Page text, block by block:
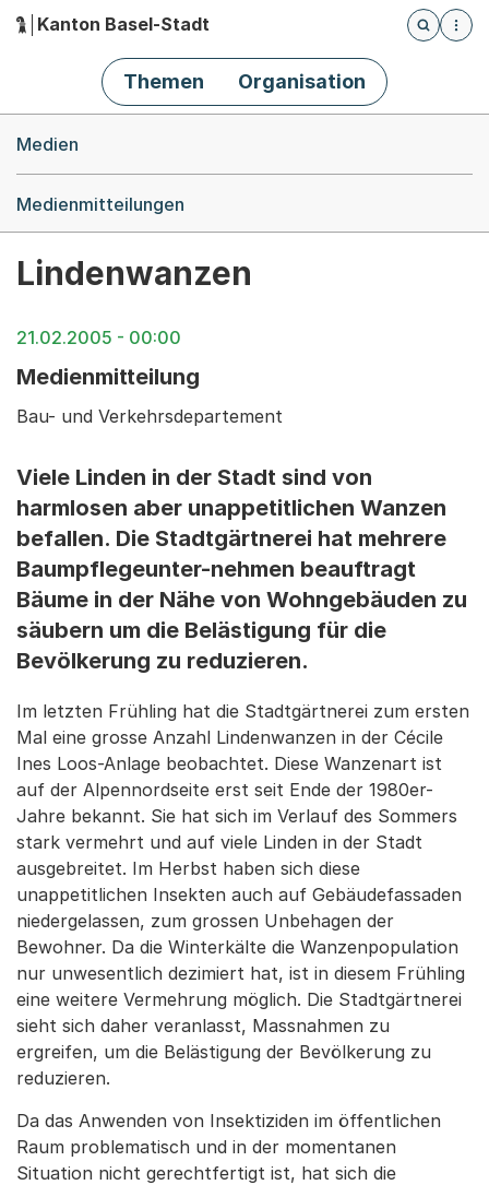
Hauptnavigation
Kanton Basel-Stadt
Öffnet
Themen Organisation
Medien
Medienmitteilungen
Lindenwanzen
21.02.2005 - 00:00
Medienmitteilung
Bau- und Verkehrsdepartement
Viele Linden in der Stadt sind von
harmlosen aber unappetitlichen Wanzen
befallen. Die Stadtgärtnerei hat mehrere
Baumpflegeunter-nehmen beauftragt
Bäume in der Nähe von Wohngebäuden zu
säubern um die Belästigung für die
Bevölkerung zu reduzieren.
Im letzten Frühling hat die Stadtgärtnerei zum ersten
Mal eine grosse Anzahl Lindenwanzen in der Cécile
Ines Loos-Anlage beobachtet. Diese Wanzenart ist
auf der Alpennordseite erst seit Ende der 1980er-
Jahre bekannt. Sie hat sich im Verlauf des Sommers
stark vermehrt und auf viele Linden in der Stadt
ausgebreitet. Im Herbst haben sich diese
unappetitlichen Insekten auch auf Gebäudefassaden
niedergelassen, zum grossen Unbehagen der
Bewohner. Da die Winterkälte die Wanzenpopulation
nur unwesentlich dezimiert hat, ist in diesem Frühling
eine weitere Vermehrung möglich. Die Stadtgärtnerei
sieht sich daher veranlasst, Massnahmen zu
ergreifen, um die Belästigung der Bevölkerung zu
reduzieren.
Da das Anwenden von Insektiziden im öffentlichen
Raum problematisch und in der momentanen
Situation nicht gerechtfertigt ist, hat sich die